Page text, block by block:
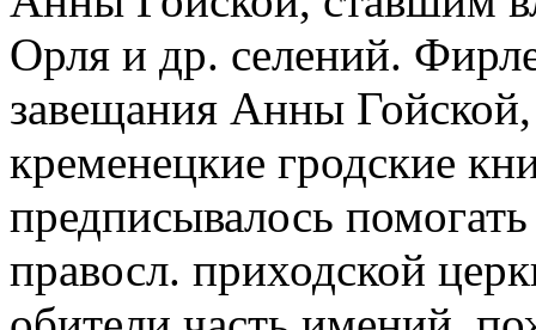
Орля и др. селений.
завещания Анны Гойской,
кременецкие гродские
предписывалось
правосл. приходской